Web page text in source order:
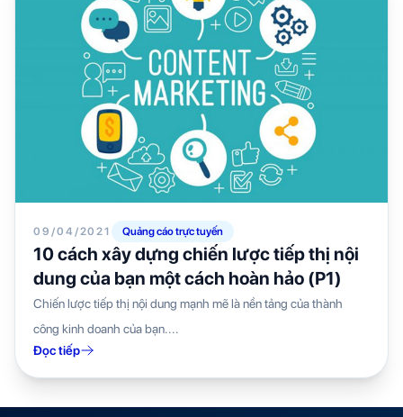
09/04/2021 Quảng cáo trực tuyến
10 cách xây dựng chiến lược tiếp thị nội
dung của bạn một cách hoàn hảo (P1)
Chiến lược tiếp thị nội dung mạnh mẽ là nền tảng của thành
công kinh doanh của bạn....
Đọc tiếp